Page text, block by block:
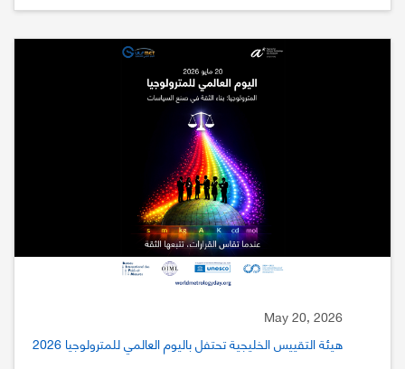
May 20, 2026
هيئة التقييس الخليجية تحتفل باليوم العالمي للمترولوجيا 2026